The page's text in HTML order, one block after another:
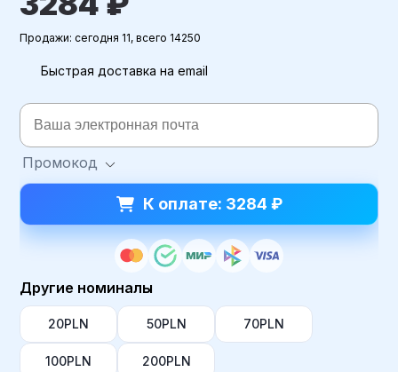
Продажи: сегодня 11, всего 14250
Быстрая доставка на email
Промокод
К оплате: 3284 ₽
Другие номиналы
20PLN 50PLN 70PLN
100PLN 200PLN